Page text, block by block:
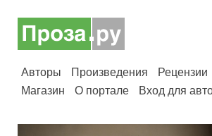
Авторы Произведения Рецензии
Магазин
О портале Вход для